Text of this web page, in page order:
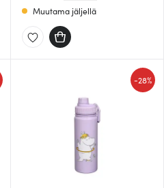
Muutama jäljellä
-28%